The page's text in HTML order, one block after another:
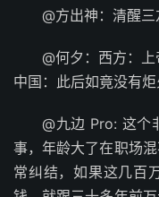
@方出神：清醒
@何夕：西方：上
中国：此后如竟没有炬
@九边 Pro: 这个
事，年龄大了在职场
常纠结，如果这几百